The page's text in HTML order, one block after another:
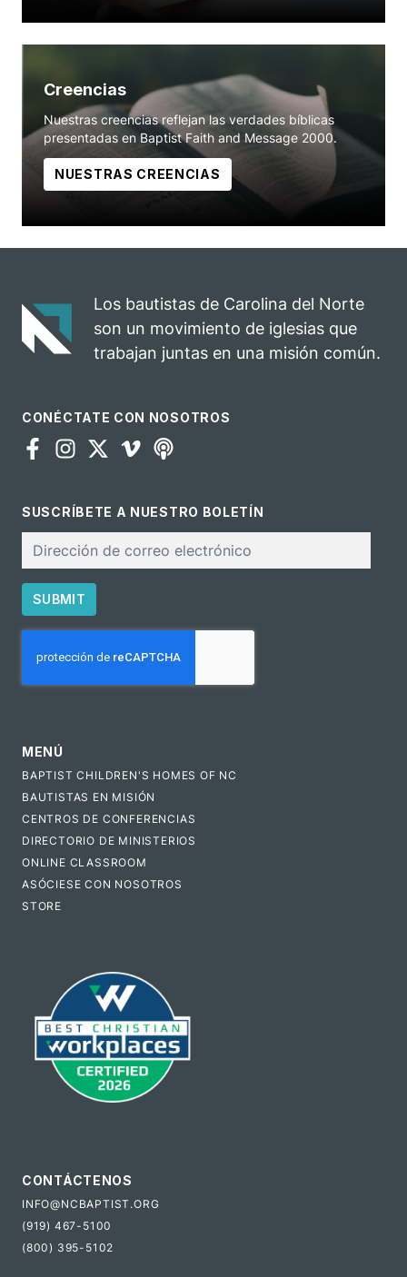
Creencias
Nuestras creencias reflejan las verdades bíblicas
presentadas en Baptist Faith and Message 2000.
NUESTRAS CREENCIAS
Los bautistas de Carolina del Norte
son un movimiento de iglesias que
trabajan juntas en una misión común.
CONÉCTATE CON NOSOTROS
SUSCRÍBETE A NUESTRO BOLETÍN
electrónico
SUBMIT
MENÚ
BAPTIST CHILDREN'S HOMES OF NC
BAUTISTAS EN MISIÓN
CENTROS DE CONFERENCIAS
DIRECTORIO DE MINISTERIOS
ONLINE CLASSROOM
ASÓCIESE CON NOSOTROS
STORE
CONTÁCTENOS
INFO@NCBAPTIST.ORG
(919) 467-5100
(800) 395-5102